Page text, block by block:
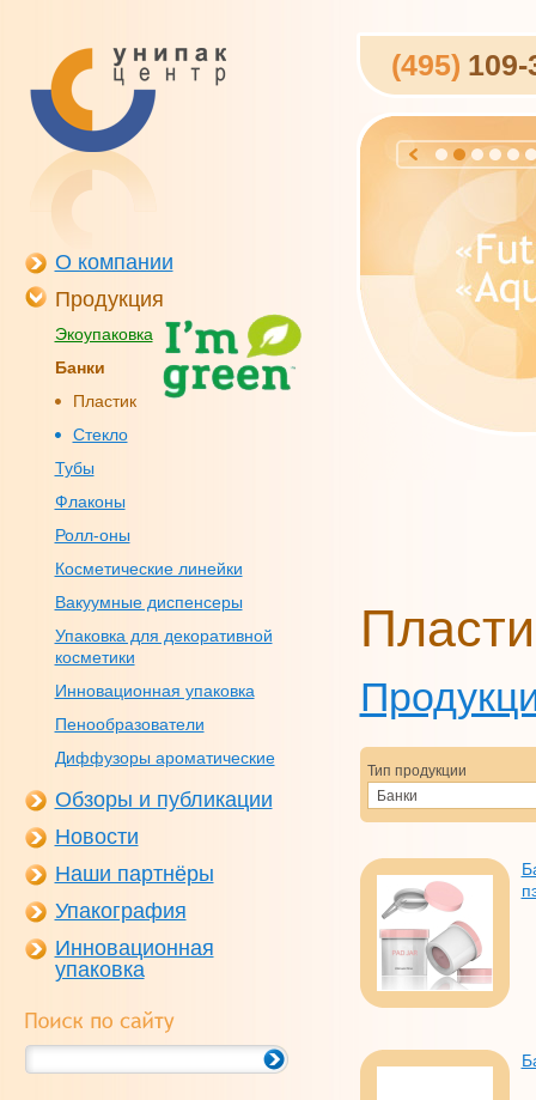
О компании
Продукция
Экоупаковка
Банки
Пластик
Стекло
Тубы
Флаконы
Ролл-оны
Косметические линейки
Вакуумные диспенсеры
Упаковка для декоративной
косметики
Инновационная упаковка
Пенообразователи
Диффузоры ароматические
Обзоры и публикации
Новости
Наши партнёры
Упакография
Инновационная
упаковка
(495) 109-
Тип продукции
Банки